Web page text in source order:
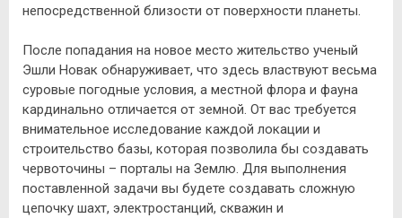
непосредственной близости от поверхности планеты.
После попадания на новое место жительство ученый
Эшли Новак обнаруживает, что здесь властвуют весьма
суровые погодные условия, а местной флора и фауна
кардинально отличается от земной. От вас требуется
внимательное исследование каждой локации и
строительство базы, которая позволила бы создавать
червоточины – порталы на Землю. Для выполнения
поставленной задачи вы будете создавать сложную
цепочку шахт, электростанций, скважин и